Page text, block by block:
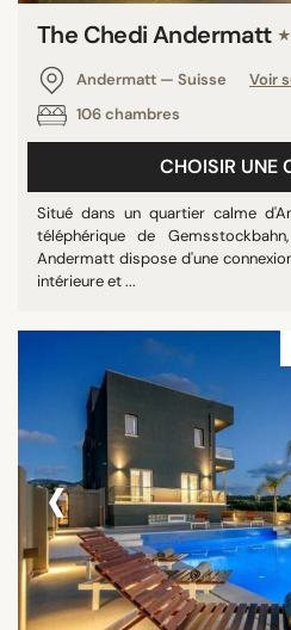
The Chedi Andermatt
Andermatt — Suisse
Voir
106 chambres
CHOISIR UNE
Situé dans un quartier calme
téléphérique de
Andermatt dispose d'une
intérieure et ...
‹